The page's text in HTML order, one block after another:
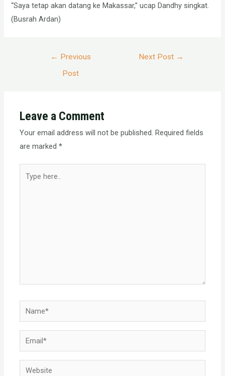
“Saya tetap akan datang ke Makassar,” ucap Dandhy singkat.
(Busrah Ardan)
← Previous
Post
Next Post →
Leave a Comment
Your email address will not be published. Required fields
are marked*
Name*
Email*
Website